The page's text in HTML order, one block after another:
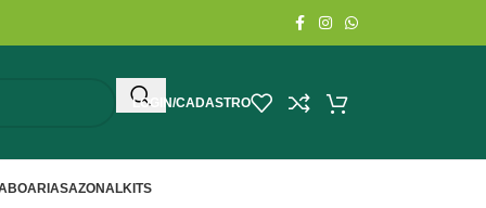
LOGIN/CADASTRO
SAZONALKITS